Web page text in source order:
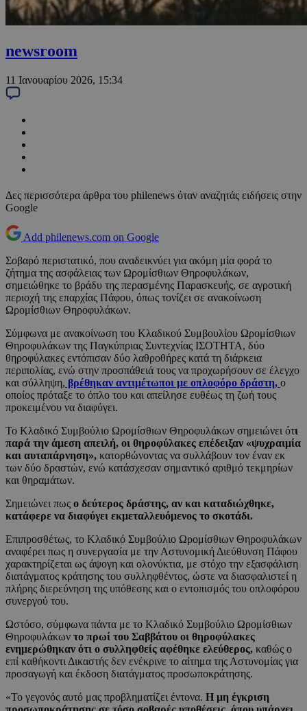
newsroom
11 Ιανουαρίου 2026, 15:34
Δες περισσότερα άρθρα του philenews όταν αναζητάς ειδήσεις στην
Google
Add philenews.com on Google
Σοβαρό περιστατικό, που αναδεικνύει για ακόμη μία φορά το
ζήτημα της ασφάλειας των Ωρομίσθιων Θηροφυλάκων,
σημειώθηκε το βράδυ της περασμένης Παρασκευής, σε αγροτική
περιοχή της επαρχίας Πάφου, όπως τονίζει σε ανακοίνωση
Ωρομίσθιων Θηροφυλάκων.
Σύμφωνα με ανακοίνωση του Κλαδικού Συμβουλίου Ωρομίσθιων
Θηροφυλάκων της Παγκύπριας Συντεχνίας ΙΣΟΤΗΤΑ, δύο
θηροφύλακες εντόπισαν δύο λαθροθήρες κατά τη διάρκεια
περιπολίας, ενώ στην προσπάθειά τους να προχωρήσουν σε έλεγχο
και σύλληψη, βρέθηκαν αντιμέτωποι με οπλοφόρο δράστη, ο
οποίος πρόταξε το όπλο του και απείλησε ευθέως τη ζωή τους
προκειμένου να διαφύγει.
Το Κλαδικό Συμβούλιο Ωρομίσθιων Θηροφυλάκων σημειώνει ότι
παρά την άμεση απειλή, οι θηροφύλακες επέδειξαν «ψυχραιμία
και αυταπάρνηση», κατορθώνοντας να συλλάβουν τον έναν εκ
των δύο δραστών, ενώ κατάσχεσαν σημαντικό αριθμό τεκμηρίων
και θηραμάτων.
Σημειώνει πως ο δεύτερος δράστης, αν και καταδιώχθηκε,
κατάφερε να διαφύγει εκμεταλλευόμενος το σκοτάδι.
Επιπροσθέτως, το Κλαδικό Συμβούλιο Ωρομίσθιων Θηροφυλάκων
αναφέρει πως η συνεργασία με την Αστυνομική Διεύθυνση Πάφου
χαρακτηρίζεται ως άψογη και ολονύκτια, με στόχο την εξασφάλιση
διατάγματος κράτησης του συλληφθέντος, ώστε να διασφαλιστεί η
πλήρης διερεύνηση της υπόθεσης και ο εντοπισμός του οπλοφόρου
συνεργού του.
Ωστόσο, σύμφωνα πάντα με το Κλαδικό Συμβούλιο Ωρομίσθιων
Θηροφυλάκων το πρωί του Σαββάτου οι θηροφύλακες
ενημερώθηκαν ότι ο συλληφθείς αφέθηκε ελεύθερος, καθώς ο
επί καθήκοντι Δικαστής δεν ενέκρινε το αίτημα της Αστυνομίας για
προσαγωγή και έκδοση διατάγματος προσωποκράτησης.
«Το γεγονός αυτό μας προβληματίζει έντονα. Η μη έγκριση